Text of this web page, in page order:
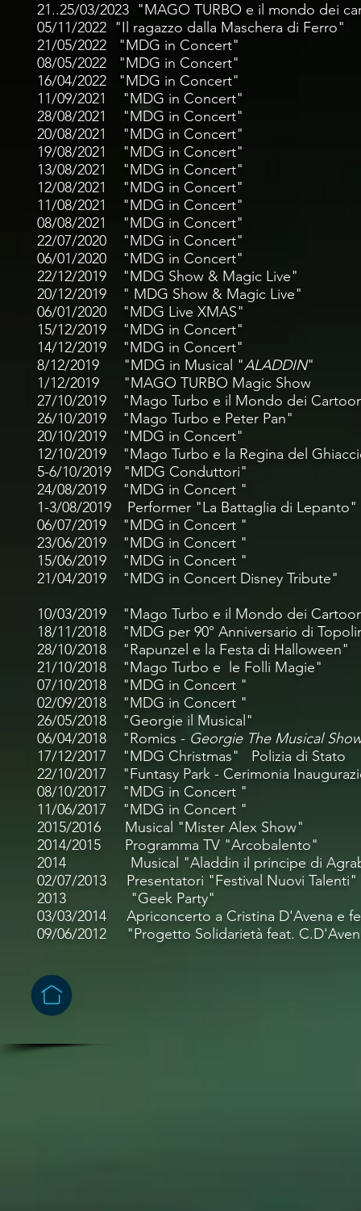
21..25/03/2023 "MAGO TURBO e il mondo dei
05/11/2022 "Il ragazzo dalla Maschera
21/05/2022 "MDG in Concert"
08/05/2022 "MDG in Concert"
16/04/2022 "MDG in Concert"
11/09/2021 "MDG in Concert" Parco
28/08/2021 "MDG in Concert"
20/08/2021 "MDG in Concert"
19/08/2021 "MDG in Concert"
13/08/2021 "MDG in Concert"
12/08/2021 "MDG in Concert"
11/08/2021
"MDG in Concert"
08/08/2021
"MDG in Concert"
22/07/2020 "MDG in Concert"
06/01/2020 "MDG in Concert"
22/12/2019 "MDG Show & Magic Live"
20/12/2019 " MDG Show & Magic
06/01/2020 "MDG Live XMAS" "Mister
15/12/2019 "MDG in Concert
14/12/2019 "MDG in Concert
8/12/2019 "MDG in Musical "ALADDIN
1/12/2019 "MAGO TURBO Magic
27/10/2019 "Mago Turbo e il Mondo dei
26/10/2019 "Mago Turbo e Peter Pan"
20/10/2019 "MDG in Concert"
12/10/2019 "Mago Turbo e la Regina del
5-6/10/2019 "MDG Conduttori"
24/08/2019 "MDG in Concert "
1-3/08/2019 Performer "La Battaglia di Lepanto"
06/07/2019 "MDG in Concert "
23/06/2019 "MDG in Concert " "Un
15/06/2019 "MDG in Concert "
21/04/2019 "MDG in Concert
10/03/2019 "Mago Turbo e il Mondo dei
18/11/2018 "MDG per 90° Anniversario di
28/10/2018 "Rapunzel e la Festa di
21/10/2018 "Mago Turbo e le Folli
07/10/2018 "MDG in Concert "
02/09/2018 "MDG in Concert "
26/05/2018 "Georgie il Musical"
06/04/2018 "Romics - Georgie The Musical
17/12/2017 "MDG Christmas" Polizia di
22/10/2017 "Funtasy Park - Cerimonia
08/10/2017 "MDG in Concert "
11/06/2017 "MDG in Concert "
2015/2016 Musical "Mister Alex
2014/2015 Programma TV
2014 Musical "Aladdin il principe di
02/07/2013 Presentatori "Festival Nuovi
2013 "Geek Party"
03/03/2014 Apriconcerto a Cristina
09/06/2012 "Progetto Solidarietà feat.